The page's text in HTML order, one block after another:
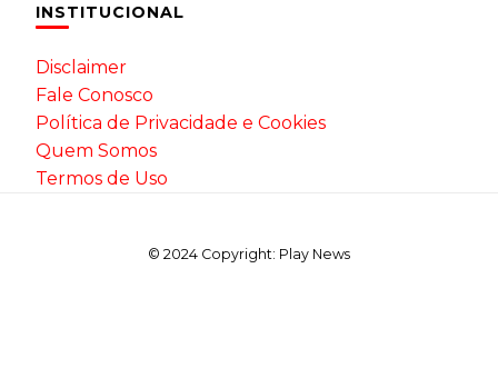
INSTITUCIONAL
Disclaimer
Fale Conosco
Política de Privacidade e Cookies
Quem Somos
Termos de Uso
© 2024 Copyright: Play News